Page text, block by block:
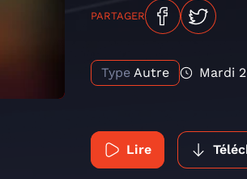
PARTAGER
Type Autre Mardi
Lire